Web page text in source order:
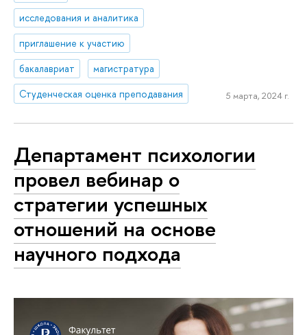
исследования и аналитика
приглашение к участию
бакалавриат
магистратура
Студенческая оценка преподавания
5 марта, 2024 г.
Департамент психологии
провел вебинар о
стратегии успешных
отношений на основе
научного подхода